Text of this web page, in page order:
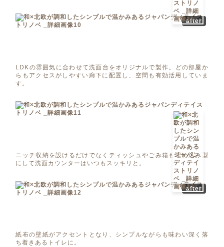
after
LDKの雰囲気に合わせて洗面台をオリジナルで製作。どの部屋か
らもアクセスがしやすい廊下に配置し、空間も有効活用していま
す。
ニッチ収納を設けるだけでなくティッシュやごみ箱も埋め込み型
にして洗面カウンターはいつもスッキリと。
after
紙布の壁紙がアクセントとなり、シンプルながらも味わい深く落
ち着きあるトイレに。